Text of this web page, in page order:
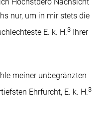
nur, um in mir stets die
E. k. H.3
Ihrer
meiner unbegränzten
Ehrfurcht, E. k. H.3